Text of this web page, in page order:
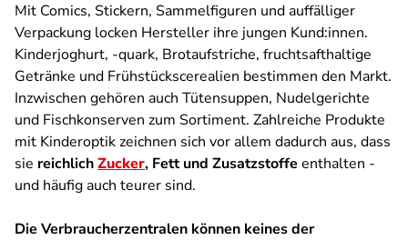
Mit Comics, Stickern, Sammelfiguren und auffälliger
Verpackung locken Hersteller ihre jungen Kund:innen.
Kinderjoghurt, -quark, Brotaufstriche, fruchtsafthaltige
Getränke und Frühstückscerealien bestimmen den Markt.
Inzwischen gehören auch Tütensuppen, Nudelgerichte
und Fischkonserven zum Sortiment. Zahlreiche Produkte
mit Kinderoptik zeichnen sich vor allem dadurch aus, dass
sie reichlichZucker, Fett und Zusatzstoffe enthalten -
und häufig auch teurer sind.
Die Verbraucherzentralen können keines der